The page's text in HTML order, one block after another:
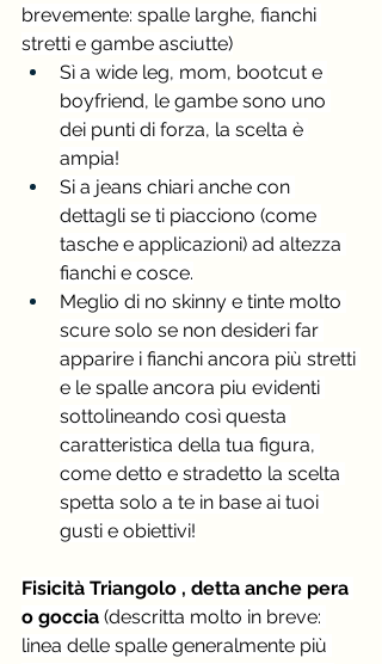
brevemente: spalle larghe, fianchi
stretti e gambe asciutte)
Sì a wide leg, mom, bootcut e
boyfriend, le gambe sono uno
dei punti di forza, la scelta è
ampia!
Si a jeans chiari anche con
dettagli se ti piacciono (come
tasche e applicazioni) ad altezza
fianchi e cosce.
Meglio di no skinny e tinte molto
scure solo se non desideri far
apparire i fianchi ancora più stretti
e le spalle ancora piu evidenti
sottolineando così questa
caratteristica della tua figura,
come detto e stradetto la scelta
spetta solo a te in base ai tuoi
gusti e obiettivi!
Fisicità Triangolo , detta anche pera
o goccia (descritta molto in breve:
linea delle spalle generalmente più